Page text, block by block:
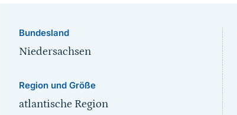
Bundesland
Niedersachsen
Region und Größe
atlantische Region